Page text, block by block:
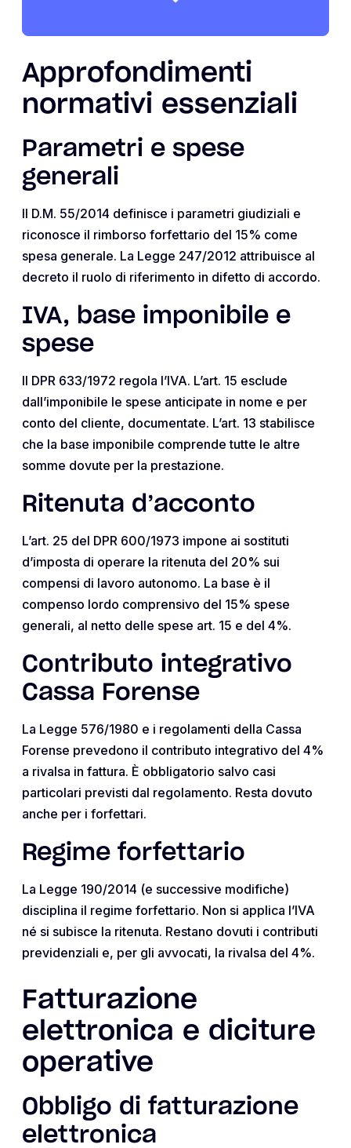
Approfondimenti
normativi essenziali
Parametri e spese
generali
Il D.M. 55/2014 definisce i parametri giudiziali e
riconosce il rimborso forfettario del 15% come
spesa generale. La Legge 247/2012 attribuisce al
decreto il ruolo di riferimento in difetto di accordo.
IVA, base imponibile e
spese
Il DPR 633/1972 regola l’IVA. L’art. 15 esclude
dall’imponibile le spese anticipate in nome e per
conto del cliente, documentate. L’art. 13 stabilisce
che la base imponibile comprende tutte le altre
somme dovute per la prestazione.
Ritenuta d’acconto
L’art. 25 del DPR 600/1973 impone ai sostituti
d’imposta di operare la ritenuta del 20% sui
compensi di lavoro autonomo. La base è il
compenso lordo comprensivo del 15% spese
generali, al netto delle spese art. 15 e del 4%.
Contributo integrativo
Cassa Forense
La Legge 576/1980 e i regolamenti della Cassa
Forense prevedono il contributo integrativo del 4%
a rivalsa in fattura. È obbligatorio salvo casi
particolari previsti dal regolamento. Resta dovuto
anche per i forfettari.
Regime forfettario
La Legge 190/2014 (e successive modifiche)
disciplina il regime forfettario. Non si applica l’IVA
né si subisce la ritenuta. Restano dovuti i contributi
previdenziali e, per gli avvocati, la rivalsa del 4%.
Fatturazione
elettronica e diciture
operative
Obbligo di fatturazione
elettronica